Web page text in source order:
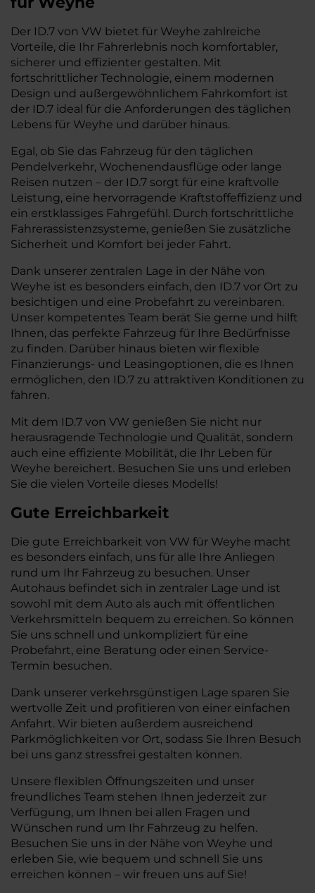
Der ID.7 von VW bietet für Weyhe zahlreiche
Vorteile, die Ihr Fahrerlebnis noch komfortabler,
sicherer und effizienter gestalten. Mit
fortschrittlicher Technologie, einem modernen
Design und außergewöhnlichem Fahrkomfort ist
der ID.7 ideal für die Anforderungen des täglichen
Lebens für Weyhe und darüber hinaus.
Egal, ob Sie das Fahrzeug für den täglichen
Pendelverkehr, Wochenendausflüge oder lange
Reisen nutzen – der ID.7 sorgt für eine kraftvolle
Leistung, eine hervorragende Kraftstoffeffizienz und
ein erstklassiges Fahrgefühl. Durch fortschrittliche
Fahrerassistenzsysteme, genießen Sie zusätzliche
Sicherheit und Komfort bei jeder Fahrt.
Dank unserer zentralen Lage in der Nähe von
Weyhe ist es besonders einfach, den ID.7 vor Ort zu
besichtigen und eine Probefahrt zu vereinbaren.
Unser kompetentes Team berät Sie gerne und hilft
Ihnen, das perfekte Fahrzeug für Ihre Bedürfnisse
zu finden. Darüber hinaus bieten wir flexible
Finanzierungs- und Leasingoptionen, die es Ihnen
ermöglichen, den ID.7 zu attraktiven Konditionen zu
fahren.
Mit dem ID.7 von VW genießen Sie nicht nur
herausragende Technologie und Qualität, sondern
auch eine effiziente Mobilität, die Ihr Leben für
Weyhe bereichert. Besuchen Sie uns und erleben
Sie die vielen Vorteile dieses Modells!
Gute Erreichbarkeit
Die gute Erreichbarkeit von VW für Weyhe macht
es besonders einfach, uns für alle Ihre Anliegen
rund um Ihr Fahrzeug zu besuchen. Unser
Autohaus befindet sich in zentraler Lage und ist
sowohl mit dem Auto als auch mit öffentlichen
Verkehrsmitteln bequem zu erreichen. So können
Sie uns schnell und unkompliziert für eine
Probefahrt, eine Beratung oder einen Service-
Termin besuchen.
Dank unserer verkehrsgünstigen Lage sparen Sie
wertvolle Zeit und profitieren von einer einfachen
Anfahrt. Wir bieten außerdem ausreichend
Parkmöglichkeiten vor Ort, sodass Sie Ihren Besuch
bei uns ganz stressfrei gestalten können.
Unsere flexiblen Öffnungszeiten und unser
freundliches Team stehen Ihnen jederzeit zur
Verfügung, um Ihnen bei allen Fragen und
Wünschen rund um Ihr Fahrzeug zu helfen.
Besuchen Sie uns in der Nähe von Weyhe und
erleben Sie, wie bequem und schnell Sie uns
erreichen können – wir freuen uns auf Sie!